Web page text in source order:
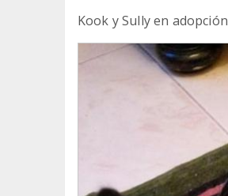
Kook y Sully en adopción